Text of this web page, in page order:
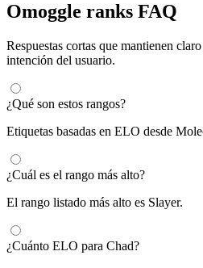
Omoggle ranks FAQ
Respuestas cortas que mantienen
intención del usuario.
¿Qué son estos rangos?
Etiquetas basadas en ELO desde
¿Cuál es el rango más alto?
El rango listado más alto es Slayer.
¿Cuánto ELO para Chad?